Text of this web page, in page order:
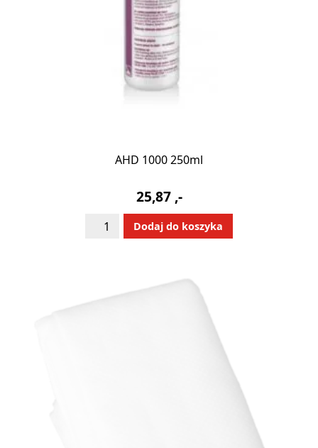
AHD 1000 250ml
25,87 ,-
ilość
Dodaj do koszyka
Alternative: